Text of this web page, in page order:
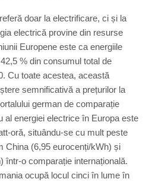
doar la electrificare, ci și la
electrică provine din resurse
Europene este ca energiile
% din consumul total de
Cu toate acestea, această
semnificativă a prețurilor la
german de comparație
al energiei electrice în Europa este
oră, situându-se cu mult peste
China (6,95 eurocenți/kWh) și
într-o comparație internațională.
ocupă locul cinci în lume în